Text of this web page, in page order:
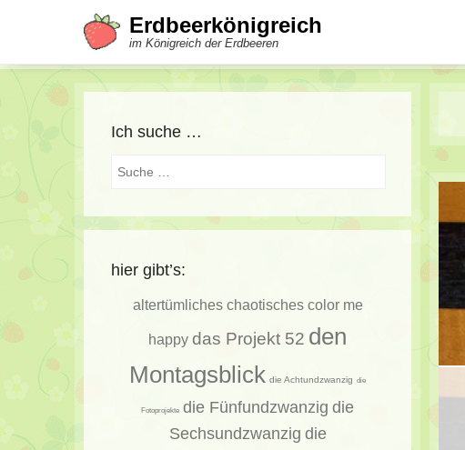
Erdbeerkönigreich
im Königreich der Erdbeeren
Ich suche …
Suche
hier gibt’s:
altertümliches chaotisches color me
happy das Projekt 52 den
Montagsblick die Achtundzwanzig die
Fotoprojekte die Fünfundzwanzig die
Sechsundzwanzig die